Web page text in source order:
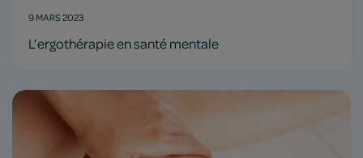
9 MARS 2023
L’ergothérapie en santé mentale